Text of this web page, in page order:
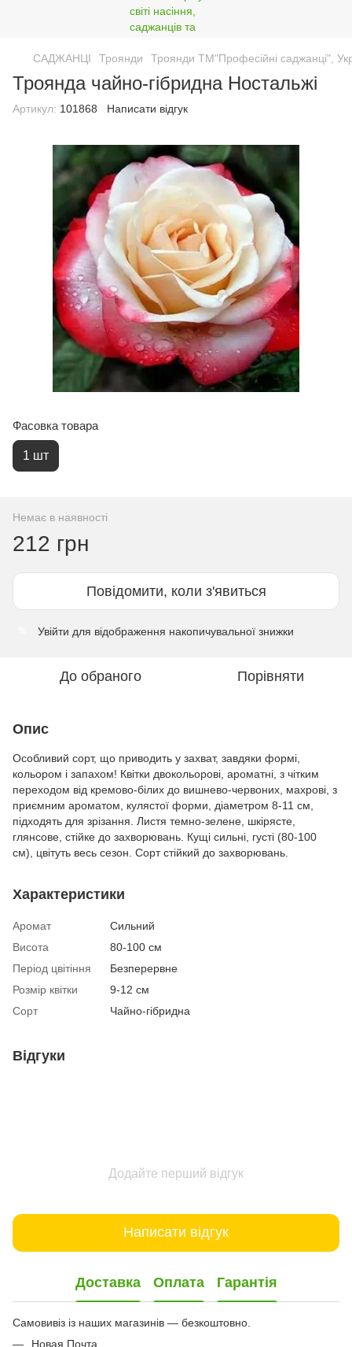
САДЖАНЦІ Троянди Троянди ТМ"Професійні саджанці",
Троянда чайно-гібридна Ностальжі
Артикул: 101868 Написати відгук
Фасовка товара
1 шт
Немає в наявності
212 грн
Повідомити, коли з'явиться
Увійти для відображення накопичувальної знижки
До обраного Порівняти
Опис
Особливий сорт, що приводить у захват, завдяки формі,
кольором і запахом! Квітки двокольорові, ароматні, з чітким
переходом від кремово-білих до вишнево-червоних, махрові, з
приємним ароматом, кулястої форми, діаметром 8-11 см,
підходять для зрізання. Листя темно-зелене, шкірясте,
глянсове, стійке до захворювань. Кущі сильні, густі (80-100
см), цвітуть весь сезон. Сорт стійкий до захворювань.
Характеристики
Аромат
Сильний
Висота
80-100 см
Період цвітіння
Безперервне
Розмір квітки
9-12 см
Сорт
Чайно-гібридна
Відгуки
Додайте перший відгук
Написати відгук
Доставка Оплата Гарантія
Самовивіз із наших магазинів — безкоштовно.
Новая Почта